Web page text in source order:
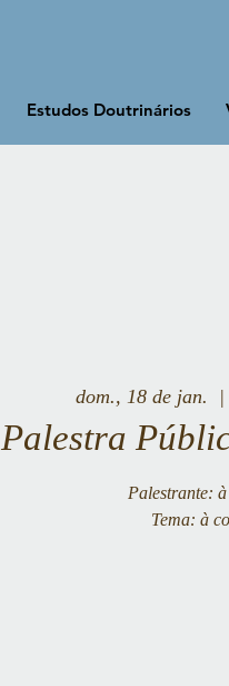
Estudos Doutrinários
dom., 18 de jan.
  |
Palestra
Palestrante:
Tema: à